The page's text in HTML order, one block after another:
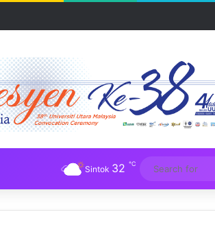
UUM
Sintok 32 ℃